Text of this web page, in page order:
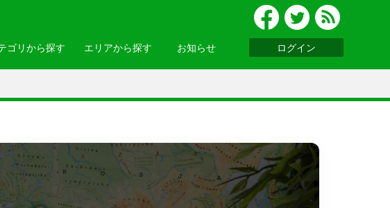
ゴリから探す
お土産・グルメ 便利ツール
エリアから探す
・中部・北陸 ・関西
・ヨーロッパ ・アジア
お知らせ ログイン